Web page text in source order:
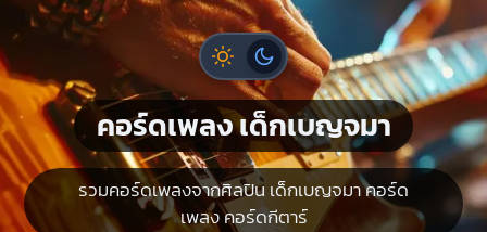
คอร์ดเพลง เด็กเบญจมา
รวมคอร์ดเพลงจากศิลปิน เด็กเบญจมา คอร์ด
เพลง คอร์ดกีตาร์